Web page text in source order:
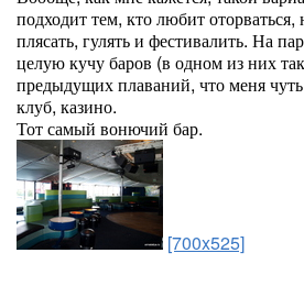
подходит тем, кто любит оторваться,
плясать, гулять и фестивалить. На
целую кучу баров (в одном из них
предыдущих плаваний, что меня
клуб, казино.
Тот самый вонючий бар.
[700x525]